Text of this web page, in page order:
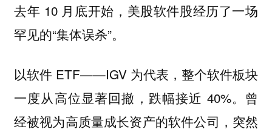
去年 10 月底开始，美股软件股经历了一场
罕见的“集体误杀”。
以软件 ETF——IGV 为代表，整个软件板块
一度从高位显著回撤，跌幅接近 40%。曾
经被视为高质量成长资产的软件公司，突然